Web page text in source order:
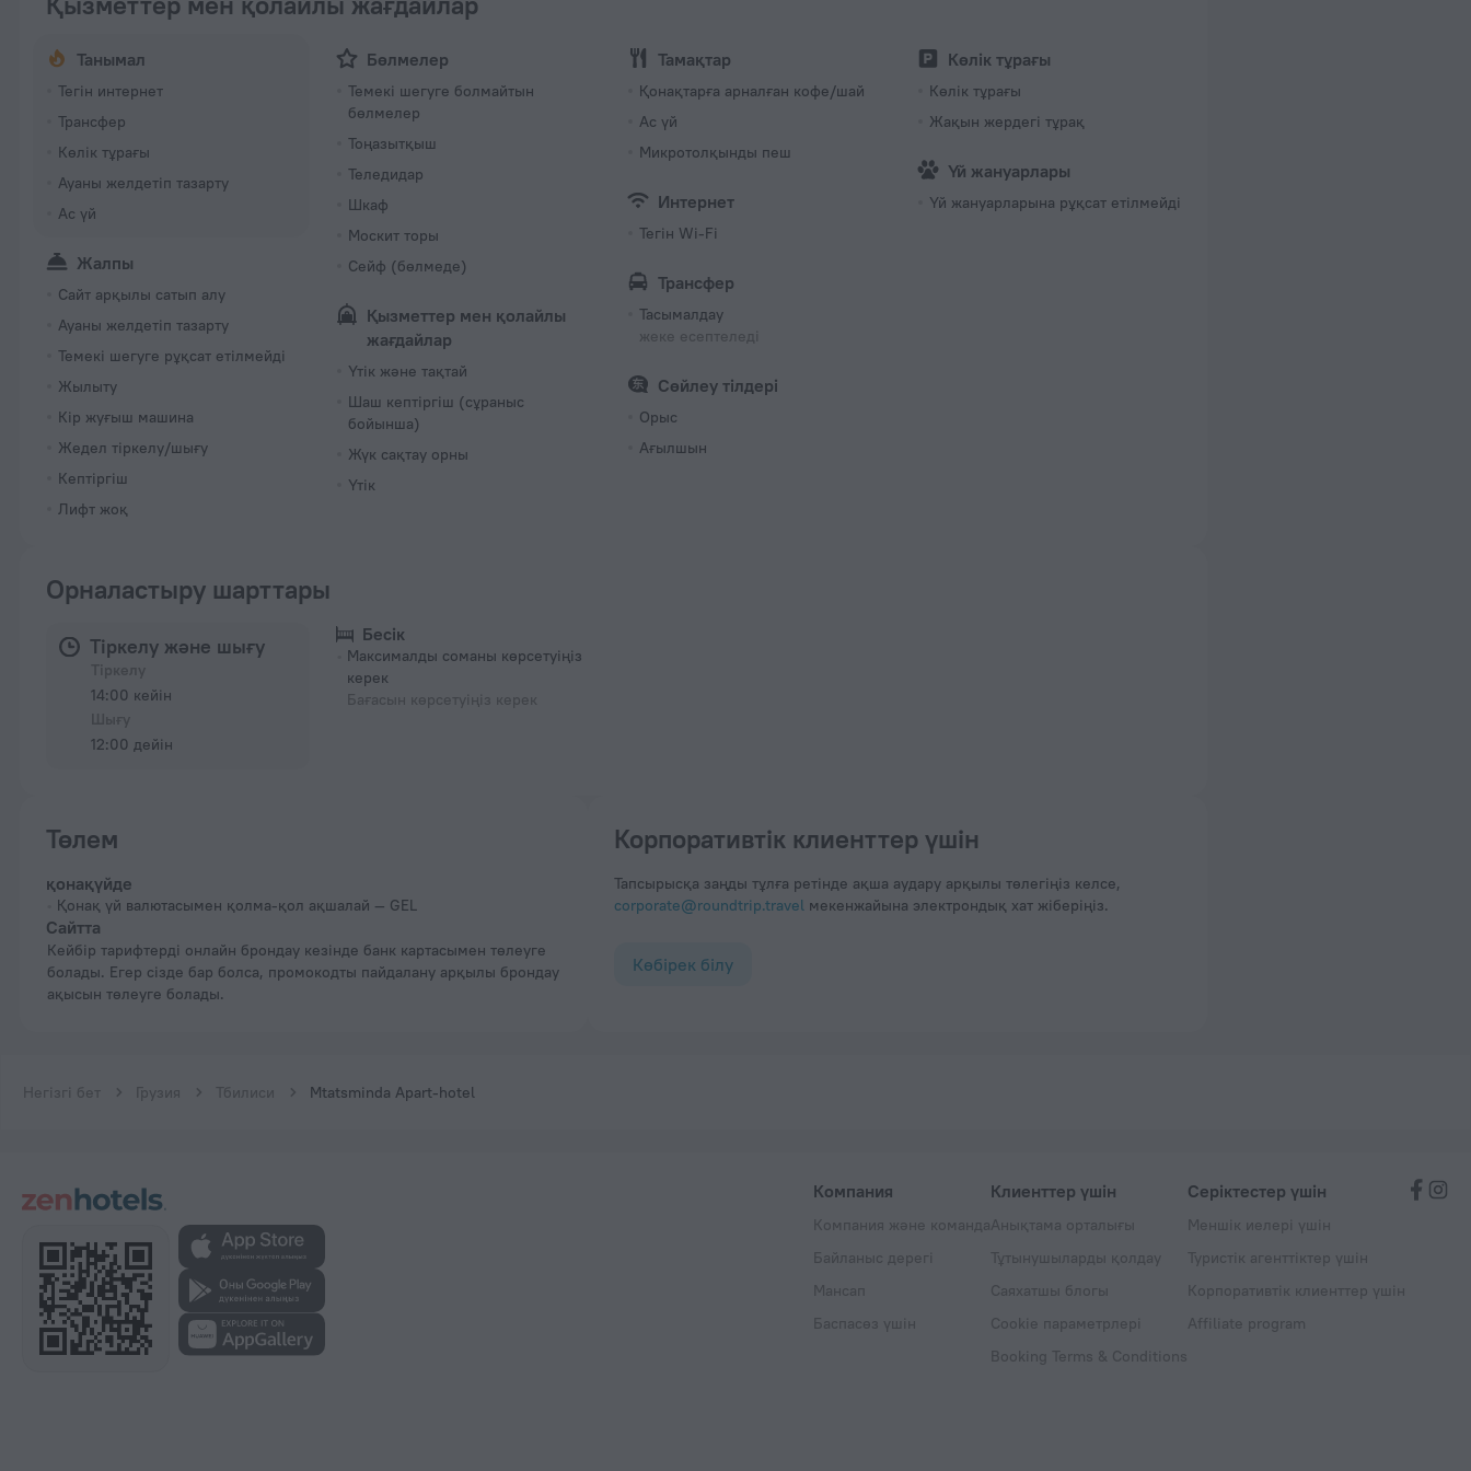
Танымал
Тегін интернет
Трансфер
Көлік тұрағы
Ауаны желдетіп тазарту
Ас үй
Жалпы
Сайт арқылы сатып алу
Ауаны желдетіп тазарту
Темекі шегуге рұқсат етілмейді
Жылыту
Кір жуғыш машина
Жедел тіркелу/шығу
Кептіргіш
Лифт жоқ
Бөлмелер
Темекі шегуге болмайтын
бөлмелер
Тоңазытқыш
Теледидар
Шкаф
Москит торы
Сейф (бөлмеде)
Қызметтер мен қолайлы
жағдайлар
Үтік және тақтай
Шаш кептіргіш (сұраныс
бойынша)
Жүк сақтау орны
Үтік
Тамақтар
Қонақтарға арналған кофе/шай
Ас үй
Микротолқынды пеш
Интернет
Тегін Wi-Fi
Трансфер
Тасымалдау
жеке есептеледі
Сөйлеу тілдері
Орыс
Ағылшын
Көлік тұрағы
Көлік тұрағы
Жақын жердегі тұрақ
Үй жануарлары
Үй жануарларына рұқсат етілмейді
Орналастыру шарттары
Тіркелу және шығу
14:00 кейін
12:00 дейін
Бесік
Максималды соманы көрсетуіңіз
керек
Бағасын көрсетуіңіз керек
Төлем
қонақүйде
Қонақ үй валютасымен қолма-қол ақшалай — GEL
Сайтта
Кейбір тарифтерді онлайн брондау кезінде банк картасымен төлеуге
болады. Егер сізде бар болса, промокодты пайдалану арқылы брондау
ақысын төлеуге болады.
Корпоративтік клиенттер үшін
Тапсырысқа заңды тұлға ретінде ақша аудару арқылы төлегіңіз келсе,
corporate@roundtrip.travelмекенжайына электрондық хат жіберіңіз.
Көбірек білу
Негізгі бет Грузия Тбилиси Mtatsminda Apart-hotel
Компания
Компания және команда
Байланыс дерегі
Мансап
Баспасөз үшін
Клиенттер үшін
Анықтама орталығы
Тұтынушыларды қолдау
Саяхатшы блогы
Cookie параметрлері
Booking Terms & Conditions
Серіктестер үшін
Меншік иелері үшін
Туристік агенттіктер үшін
Корпоративтік клиенттер үшін
Affiliate program